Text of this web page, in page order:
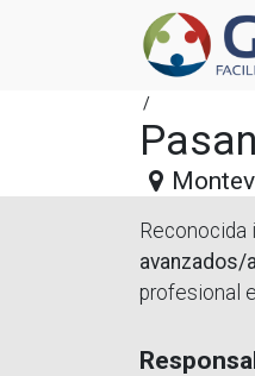
/
avanzados/
profesional